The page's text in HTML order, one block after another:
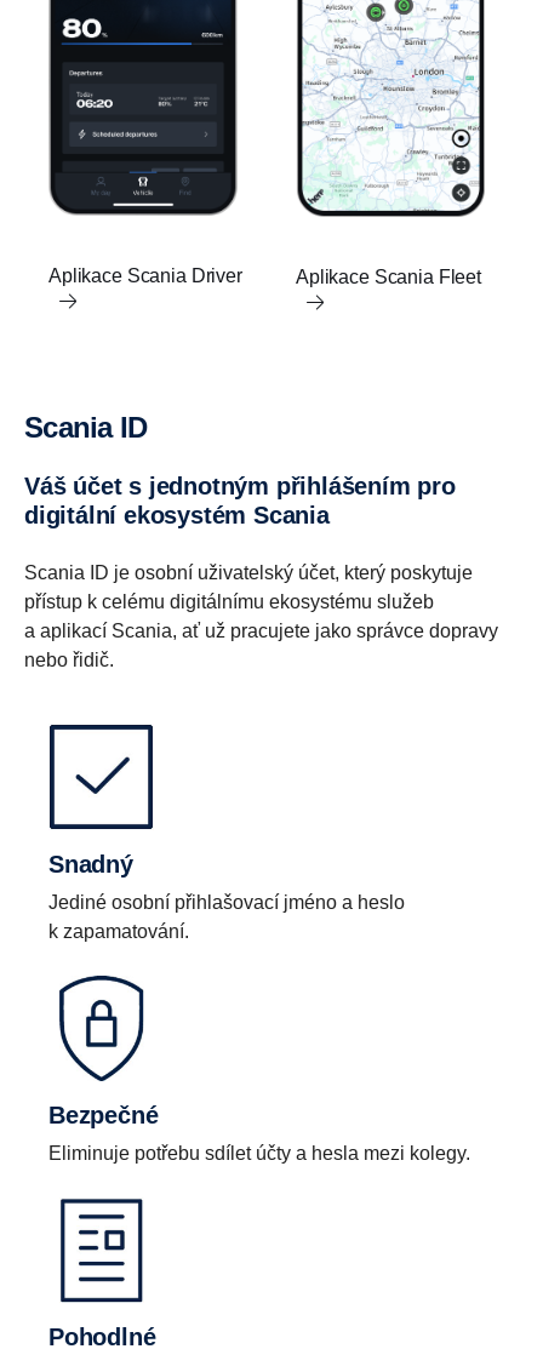
Aplikace Scania Driver Aplikace Scania Fleet
Scania ID
Váš účet s jednotným přihlášením pro
digitální ekosystém Scania
Scania ID je osobní uživatelský účet, který poskytuje
přístup k celému digitálnímu ekosystému služeb
a aplikací Scania, ať už pracujete jako správce dopravy
nebo řidič.
Snadný
Jediné osobní přihlašovací jméno a heslo
k zapamatování.
Bezpečné
Eliminuje potřebu sdílet účty a hesla mezi kolegy.
Pohodlné